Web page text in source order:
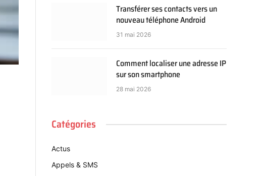
Transférer ses contacts vers un
nouveau téléphone Android
31 mai 2026
Comment localiser une adresse IP
sur son smartphone
28 mai 2026
Catégories
Actus
Appels & SMS